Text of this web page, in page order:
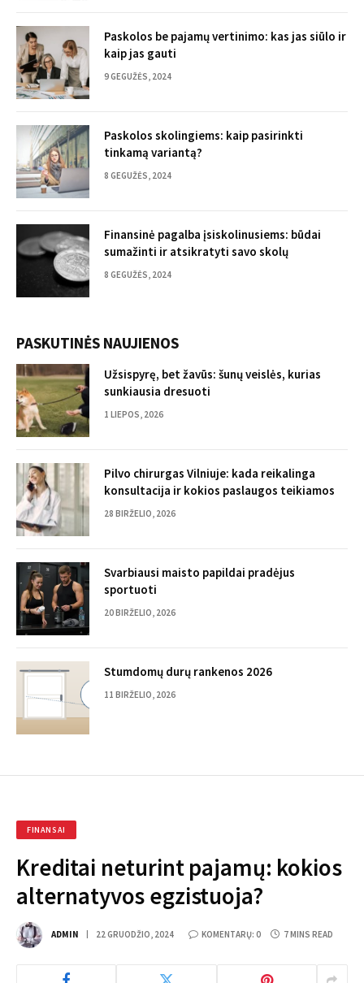
Paskolos be pajamų vertinimo: kas jas siūlo ir
kaip jas gauti
9 GEGUŽĖS, 2024
Paskolos skolingiems: kaip pasirinkti
tinkamą variantą?
8 GEGUŽĖS, 2024
Finansinė pagalba įsiskolinusiems: būdai
sumažinti ir atsikratyti savo skolų
8 GEGUŽĖS, 2024
PASKUTINĖS NAUJIENOS
Užsispyrę, bet žavūs: šunų veislės, kurias
sunkiausia dresuoti
1 LIEPOS, 2026
Pilvo chirurgas Vilniuje: kada reikalinga
konsultacija ir kokios paslaugos teikiamos
28 BIRŽELIO, 2026
Svarbiausi maisto papildai pradėjus
sportuoti
20 BIRŽELIO, 2026
Stumdomų durų rankenos 2026
11 BIRŽELIO, 2026
FINANSAI
Kreditai neturint pajamų: kokios
alternatyvos egzistuoja?
ADMIN 22 GRUODŽIO, 2024 KOMENTARŲ: 0 7 MINS READ